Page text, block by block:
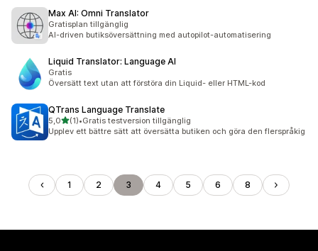
Max AI: Omni Translator
Gratisplan tillgänglig
AI-driven butiksöversättning med autopilot-automatisering
Liquid Translator: Language AI
Gratis
Översätt text utan att förstöra din Liquid- eller HTML-kod
QTrans Language Translate
5,0av 5 stjärnor
(1)
1 recensioner totalt
•Gratis testversion tillgänglig
Upplev ett bättre sätt att översätta butiken och göra den flerspråkig
1 2 3 4 5 6 8